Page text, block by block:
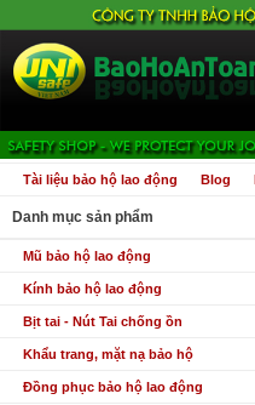
Tài liệu bảo hộ lao động Blog
Danh mục sản phẩm
Mũ bảo hộ lao động
Kính bảo hộ lao động
Bịt tai - Nút Tai chống ồn
Khẩu trang, mặt nạ bảo hộ
Đồng phục bảo hộ lao động